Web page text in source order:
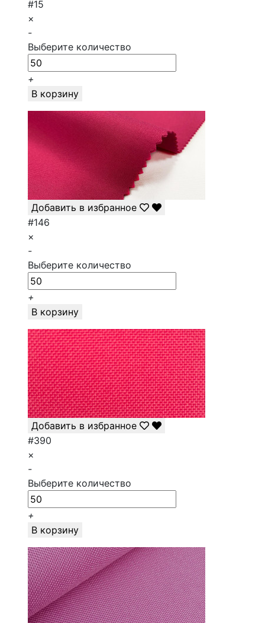
#15
×
-
Выберите количество
+
В корзину
Добавить в избранное
#146
×
-
Выберите количество
+
В корзину
Добавить в избранное
#390
×
-
Выберите количество
+
В корзину